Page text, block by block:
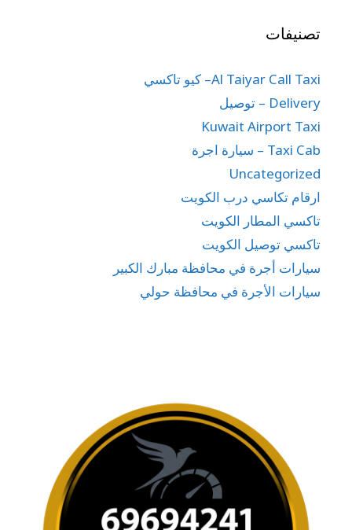
تصنيفات
Al Taiyar Call Taxi– كيو تاكسي
Delivery – توصيل
Kuwait Airport Taxi
Taxi Cab – سيارة اجرة
Uncategorized
ارقام تكاسي درب الكويت
تاكسي المطار الكويت
تاكسي توصيل الكويت
سيارات أجرة في محافظة مبارك الكبير
سيارات الأجرة في محافظة حولي